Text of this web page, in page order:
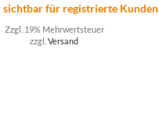
sichtbar für registrierte Kunden
Zzgl. 19% Mehrwertsteuer
zzgl.Versand